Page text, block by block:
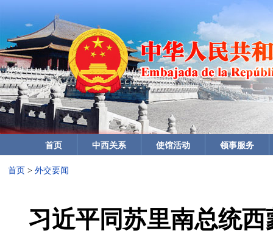
首页 中西关系 使馆活动 领事服务
首页 > 外交要闻
习近平同苏里南总统